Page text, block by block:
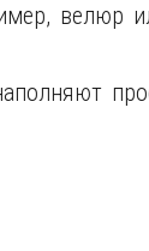
велюр